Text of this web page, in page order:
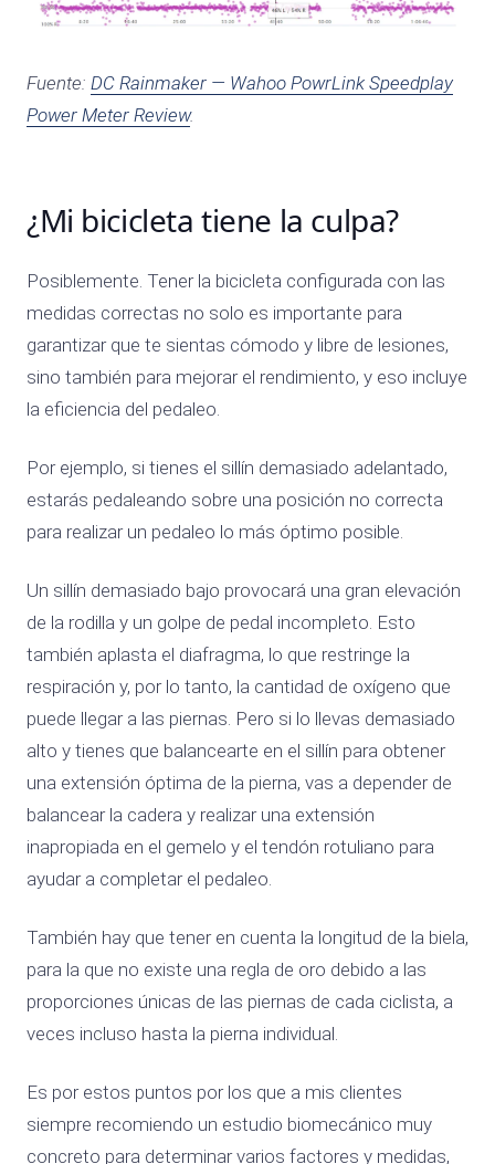
Fuente: DC Rainmaker — Wahoo PowrLink Speedplay
Power Meter Review.
¿Mi bicicleta tiene la culpa?
Posiblemente. Tener la bicicleta configurada con las
medidas correctas no solo es importante para
garantizar que te sientas cómodo y libre de lesiones,
sino también para mejorar el rendimiento, y eso incluye
la eficiencia del pedaleo.
Por ejemplo, si tienes el sillín demasiado adelantado,
estarás pedaleando sobre una posición no correcta
para realizar un pedaleo lo más óptimo posible.
Un sillín demasiado bajo provocará una gran elevación
de la rodilla y un golpe de pedal incompleto. Esto
también aplasta el diafragma, lo que restringe la
respiración y, por lo tanto, la cantidad de oxígeno que
puede llegar a las piernas. Pero si lo llevas demasiado
alto y tienes que balancearte en el sillín para obtener
una extensión óptima de la pierna, vas a depender de
balancear la cadera y realizar una extensión
inapropiada en el gemelo y el tendón rotuliano para
ayudar a completar el pedaleo.
También hay que tener en cuenta la longitud de la biela,
para la que no existe una regla de oro debido a las
proporciones únicas de las piernas de cada ciclista, a
veces incluso hasta la pierna individual.
Es por estos puntos por los que a mis clientes
siempre recomiendo un estudio biomecánico muy
concreto para determinar varios factores y medidas,